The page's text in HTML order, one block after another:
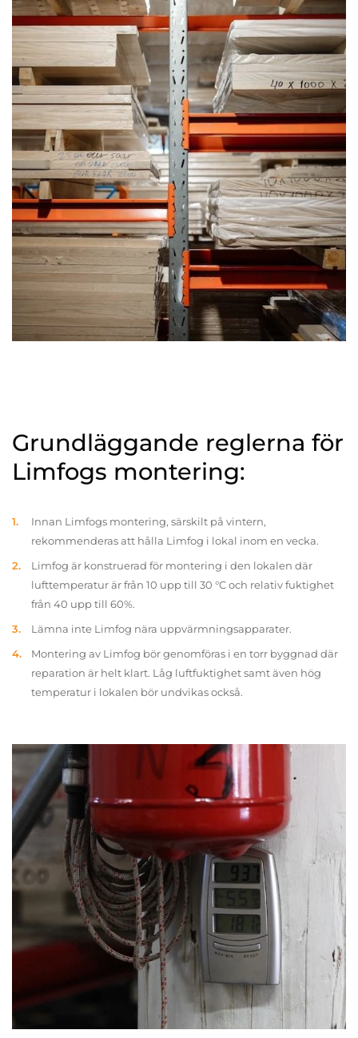
Grundläggande reglerna för
Limfogs montering:
Innan Limfogs montering, särskilt på vintern,
rekommenderas att hålla Limfog i lokal inom en vecka.
Limfog är konstruerad för montering i den lokalen där
lufttemperatur är från 10 upp till 30 °C och relativ fuktighet
från 40 upp till 60%.
Lämna inte Limfog nära uppvärmningsapparater.
Montering av Limfog bör genomföras i en torr byggnad där
reparation är helt klart. Låg luftfuktighet samt även hög
temperatur i lokalen bör undvikas också.